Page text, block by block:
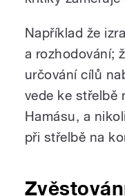
Například že
a rozhodování;
určování cílů
vede ke střelbě
Hamásu, a
při střelbě na